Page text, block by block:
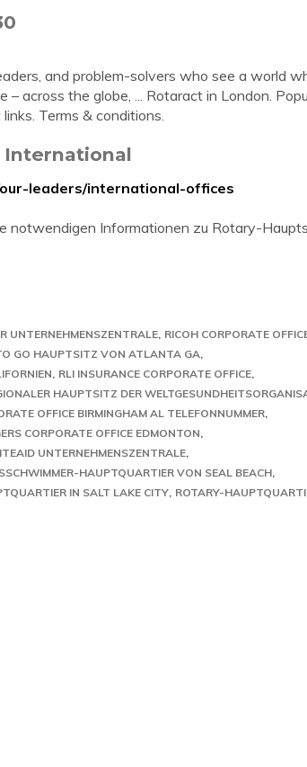
and problem-solvers who see a world
across the globe, ... Rotaract in London.
Terms & conditions.
International
leaders/international-offices
notwendigen Informationen zu Rotary-
UNTERNEHMENSZENTRALE RICOH CORPORATE
GO HAUPTSITZ VON ATLANTA GA
RLI INSURANCE CORPORATE OFFICE
HAUPTSITZ DER
OFFICE BIRMINGHAM AL TELEFONNUMMER
CORPORATE OFFICE EDMONTON
UNTERNEHMENSZENTRALE
HAUPTQUARTIER VON SEAL BEACH
IN SALT LAKE CITY ROTARY-